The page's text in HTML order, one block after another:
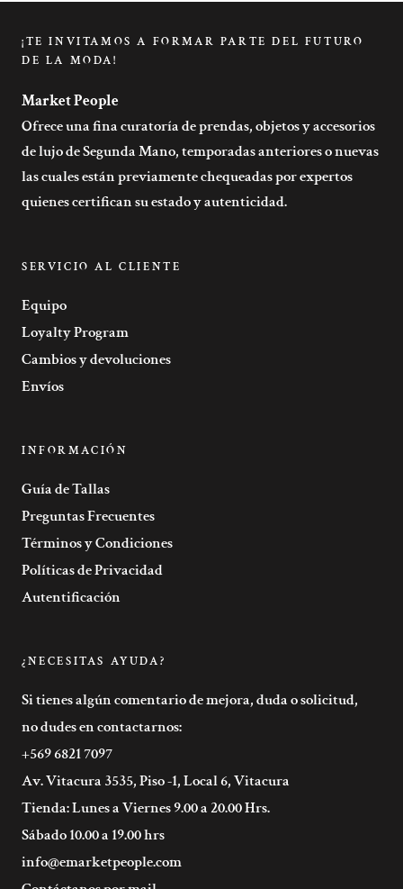
¡TE INVITAMOS A FORMAR PARTE DEL FUTURO
DE LA MODA!
Market People
Ofrece una fina curatoría de prendas, objetos y accesorios
de lujo de Segunda Mano, temporadas anteriores o nuevas
las cuales están previamente chequeadas por expertos
quienes certifican su estado y autenticidad.
SERVICIO AL CLIENTE
Equipo
Loyalty Program
Cambios y devoluciones
Envíos
INFORMACIÓN
Guía de Tallas
Preguntas Frecuentes
Términos y Condiciones
Políticas de Privacidad
Autentificación
¿NECESITAS AYUDA?
Si tienes algún comentario de mejora, duda o solicitud,
no dudes en contactarnos:
+569 6821 7097
Av. Vitacura 3535, Piso -1, Local 6, Vitacura
Tienda: Lunes a Viernes 9.00 a 20.00 Hrs.
Sábado 10.00 a 19.00 hrs
info@emarketpeople.com